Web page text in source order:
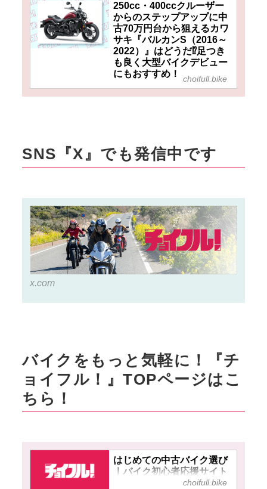
250cc・400ccクルーザー
からのステップアップに中
古70万円台から狙えるカワ
サキ『バルカンS（2016～
2022）』はどうだ⁉足つき
も良く大型バイクデビュー
にもおすすめ！
choifull.bike
SNS『X』でも発信中です
x.com
バイクをもっと気軽に！『チ
ョイフル！』TOPページはこ
ちら！
はじめての中古バイク選び
｜バイク初心者応援サイト
【チョイフル！】choifull.bike